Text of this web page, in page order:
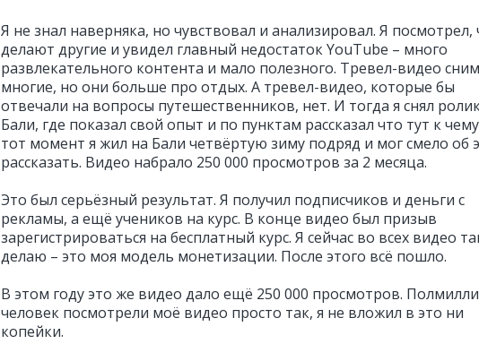
Я не знал наверняка, но чувствовал и анализировал. Я посмотрел,
делают другие и увидел главный недостаток YouTube – много
развлекательного контента и мало полезного. Тревел-видео
многие, но они больше про отдых. А тревел-видео, которые бы
отвечали на вопросы путешественников, нет. И тогда я снял
Бали, где показал свой опыт и по пунктам рассказал что тут к
тот момент я жил на Бали четвёртую зиму подряд и мог смело об
рассказать. Видео набрало 250 000 просмотров за 2 месяца.
Это был серьёзный результат. Я получил подписчиков и деньги с
рекламы, а ещё учеников на курс. В конце видео был призыв
зарегистрироваться на бесплатный курс. Я сейчас во всех видео
делаю – это моя модель монетизации. После этого всё пошло.
В этом году это же видео дало ещё 250 000 просмотров.
человек посмотрели моё видео просто так, я не вложил в это ни
копейки.